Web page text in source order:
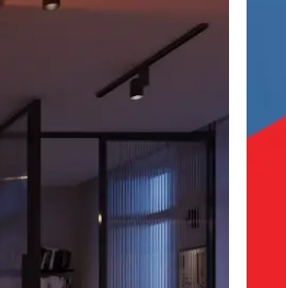
alebo Macu a ovládať
slúchadiel. Každý
sa farbám deja na
USB kľúčov alebo pevných
priamo na